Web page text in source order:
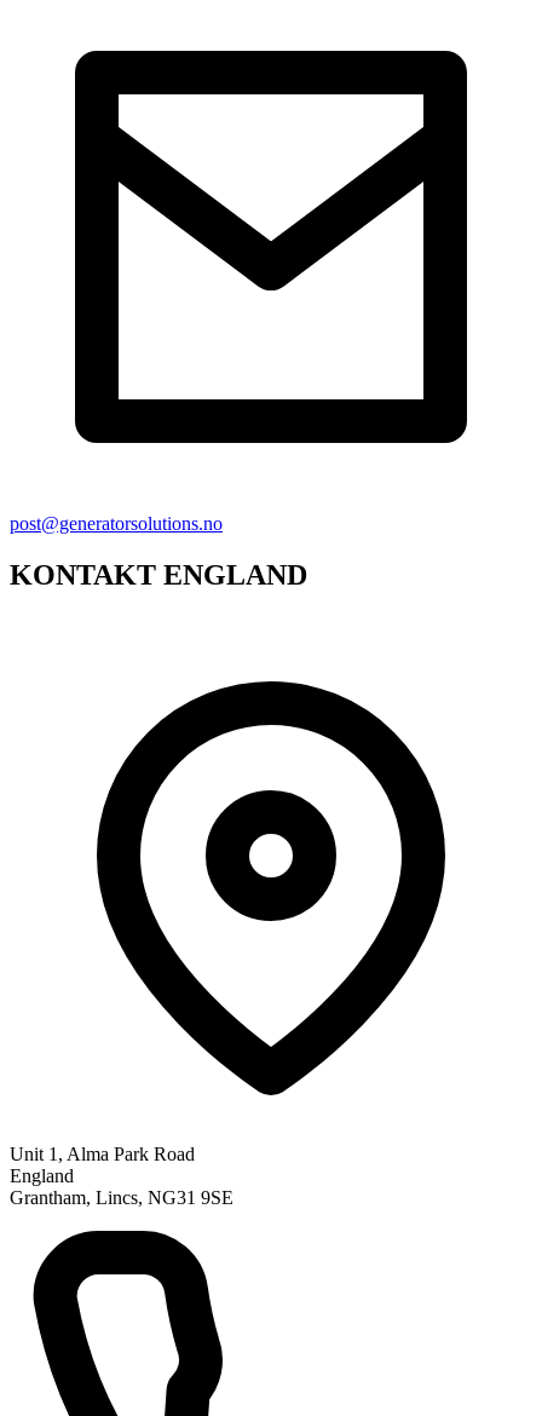
post@generatorsolutions.no
KONTAKT ENGLAND
Unit 1, Alma Park Road
England
Grantham, Lincs, NG31 9SE